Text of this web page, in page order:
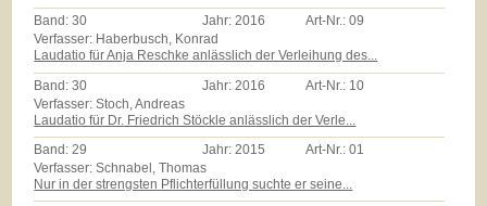
Band:30 Jahr:2016 Art-Nr.:09
Verfasser: Haberbusch, Konrad
Laudatio für Anja Reschke anlässlich der Verleihung des...
Band:30 Jahr: 2016 Art-Nr.: 10
Verfasser: Stoch, Andreas
Laudatio für Dr. Friedrich Stöckle anlässlich der Verle...
Band:29 Jahr:2015 Art-Nr.:01
Verfasser: Schnabel, Thomas
Nur in der strengsten Pflichterfüllung suchte er seine...